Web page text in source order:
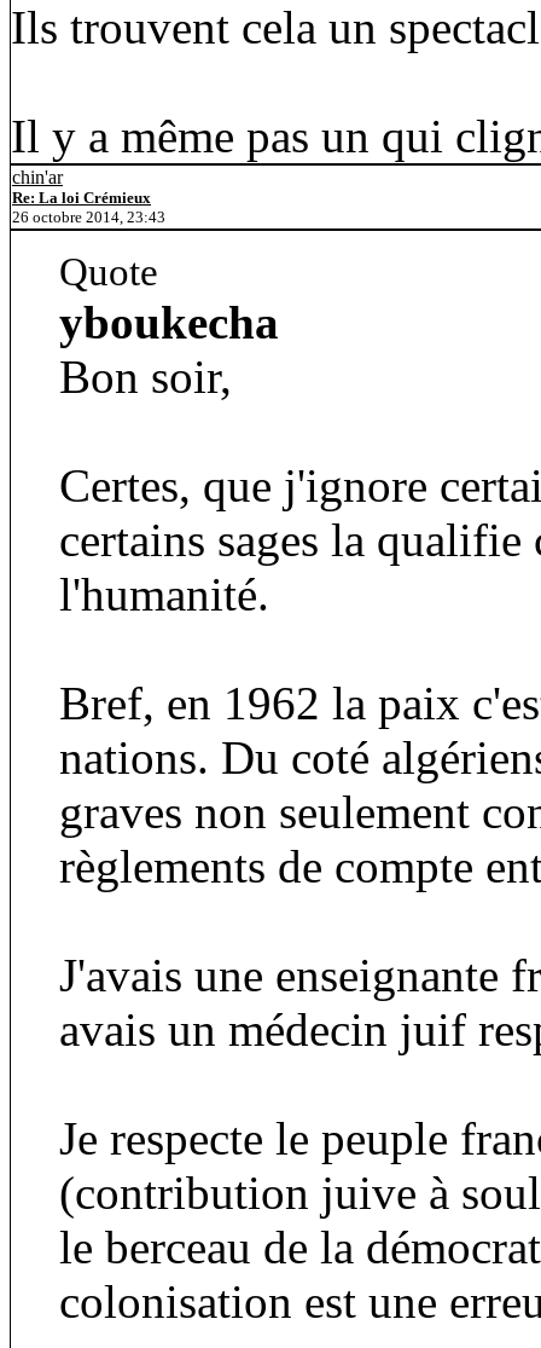
Ils trouvent cela un
Il y a même pas un qui
chin'ar
Re: La loi Crémieux
26 octobre 2014, 23:43
Quote
yboukecha
Bon soir,
Certes, que j'ignore
certains sages la
l'humanité.
Bref, en 1962 la paix
nations. Du coté
graves non seulement
règlements de compte
J'avais une enseignante
avais un médecin juif
Je respecte le peuple
(contribution juive à
le berceau de la
colonisation est une